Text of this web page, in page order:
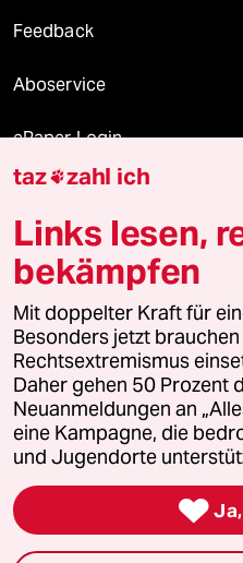
Feedback
Aboservice
ePaper Login
Downloads für Abonnierende
© 2026 taz Verlags und
Alle Rechte vorbehalten. Bei
wenden Sie sich bitte an
Feedback
Leitlinie Informant
Seitenwende
taz zahl ich
Links lesen,
bekämpfen
Mit doppelter Kraft für
Besonders jetzt
Rechtsextremismus
Daher gehen 50 Prozent
Neuanmeldungen an
eine Kampagne, die
und Jugendorte
